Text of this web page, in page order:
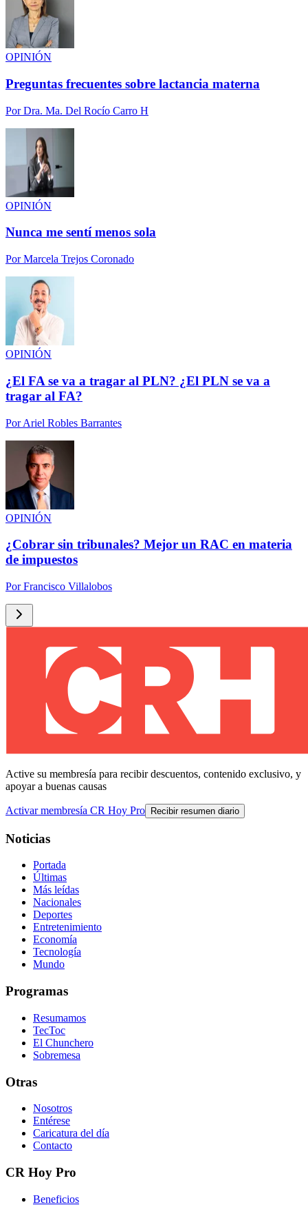
OPINIÓN
Preguntas frecuentes sobre lactancia materna
PorDra. Ma. Del Rocío Carro H
OPINIÓN
Nunca me sentí menos sola
PorMarcela Trejos Coronado
OPINIÓN
¿El FA se va a tragar al PLN? ¿El PLN se va a
tragar al FA?
PorAriel Robles Barrantes
OPINIÓN
¿Cobrar sin tribunales? Mejor un RAC en materia
de impuestos
PorFrancisco Villalobos
Active su membresía para recibir descuentos, contenido exclusivo, y
apoyar a buenas causas
Activar membresía CR Hoy Pro Recibir resumen diario
Noticias
Portada
Últimas
Más leídas
Nacionales
Deportes
Entretenimiento
Economía
Tecnología
Mundo
Programas
Resumamos
TecToc
El Chunchero
Sobremesa
Otras
Nosotros
Entérese
Caricatura del día
Contacto
CR Hoy Pro
Beneficios